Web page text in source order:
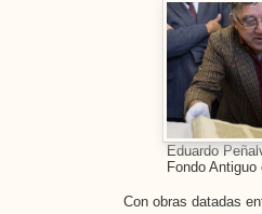
Eduardo
Fondo Antiguo
Con obras datadas